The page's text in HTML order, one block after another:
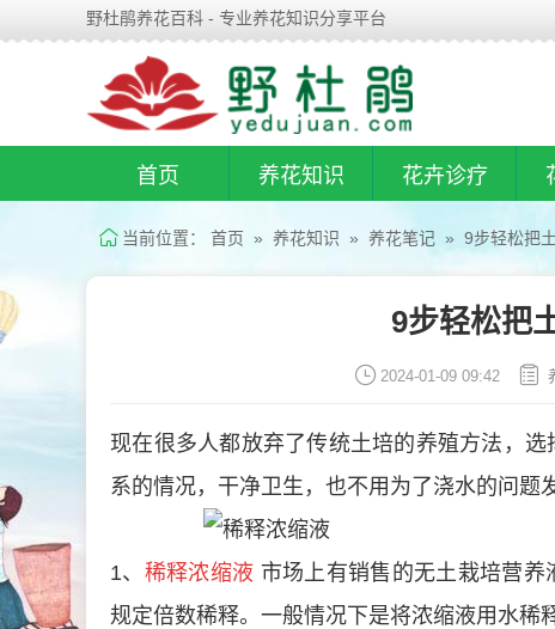
野杜鹃养花百科 - 专业养花知识分享平台
首页 养花知识 花卉诊疗
当前位置： 首页 » 养花知识 » 养花笔记 » 9步轻松把
9步轻松把
2024-01-09 09:42
现在很多人都放弃了传统土培的养殖方法，
系的情况，干净卫生，也不用为了浇水的问题
1、 稀释浓缩液 市场上有销售的无土栽培营
规定倍数稀释。一般情况下是将浓缩液用水稀